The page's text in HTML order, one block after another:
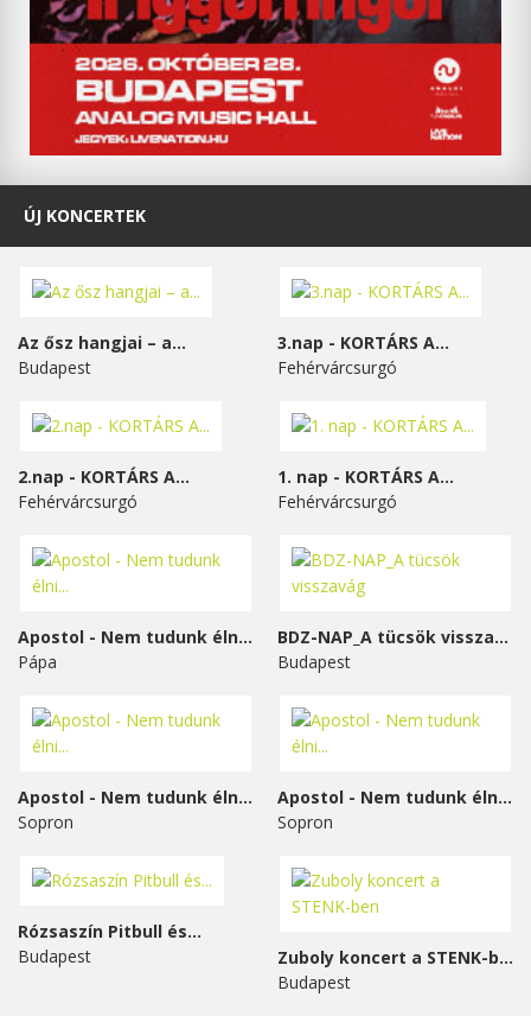
ÚJ KONCERTEK
Az ősz hangjai – a...
Budapest
3.nap - KORTÁRS A...
Fehérvárcsurgó
2.nap - KORTÁRS A...
Fehérvárcsurgó
1. nap - KORTÁRS A...
Fehérvárcsurgó
Apostol - Nem tudunk élni...
Pápa
BDZ-NAP_A tücsök visszavág
Budapest
Apostol - Nem tudunk élni...
Sopron
Apostol - Nem tudunk élni...
Sopron
Rózsaszín Pitbull és...
Budapest
Zuboly koncert a STENK-ben
Budapest